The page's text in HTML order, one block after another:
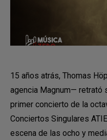
15 años atrás, Thomas
agencia Magnum— retrató
primer concierto de la
Conciertos Singulares
escena de las ocho y